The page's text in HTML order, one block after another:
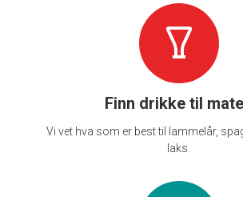
Finn drikke til
Vi vet hva som er best til lammelår,
laks.